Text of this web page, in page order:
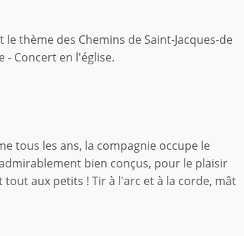
thème des Chemins de Saint-Jacques-de
- Concert en l'église.
tous les ans, la compagnie occupe le
bien conçus, pour le plaisir
aux petits ! Tir à l'arc et à la corde, mât